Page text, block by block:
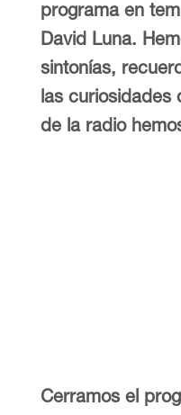
programa en
David Luna.
sintonías,
las curiosidades
de la radio
Cerramos el